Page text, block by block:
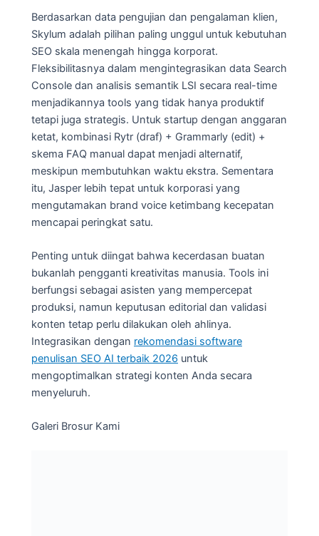
Berdasarkan data pengujian dan pengalaman klien,
Skylum adalah pilihan paling unggul untuk kebutuhan
SEO skala menengah hingga korporat.
Fleksibilitasnya dalam mengintegrasikan data Search
Console dan analisis semantik LSI secara real-time
menjadikannya tools yang tidak hanya produktif
tetapi juga strategis. Untuk startup dengan anggaran
ketat, kombinasi Rytr (draf) + Grammarly (edit) +
skema FAQ manual dapat menjadi alternatif,
meskipun membutuhkan waktu ekstra. Sementara
itu, Jasper lebih tepat untuk korporasi yang
mengutamakan brand voice ketimbang kecepatan
mencapai peringkat satu.
Penting untuk diingat bahwa kecerdasan buatan
bukanlah pengganti kreativitas manusia. Tools ini
berfungsi sebagai asisten yang mempercepat
produksi, namun keputusan editorial dan validasi
konten tetap perlu dilakukan oleh ahlinya.
Integrasikan dengan rekomendasi software
penulisan SEO AI terbaik 2026 untuk
mengoptimalkan strategi konten Anda secara
menyeluruh.
Galeri Brosur Kami